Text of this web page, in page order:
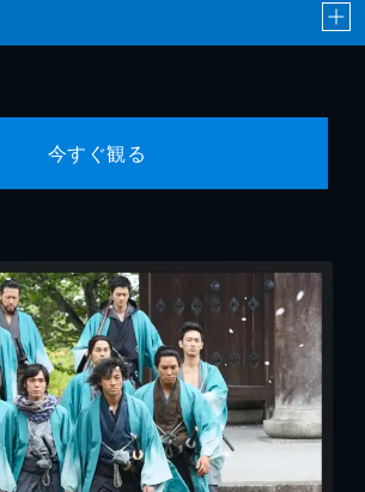
今すぐ観る